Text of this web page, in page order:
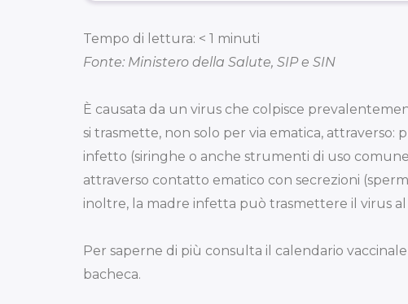
Tempo di lettura: < 1 minuti
Fonte: Ministero della Salute, SIP e SIN
È causata da un virus che colpisce
si trasmette, non solo per via ematica,
infetto (siringhe o anche strumenti di uso
attraverso contatto ematico con secrezioni
inoltre, la madre infetta può trasmettere il virus
Per saperne di più consulta il calendario
bacheca.